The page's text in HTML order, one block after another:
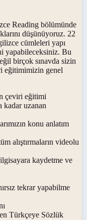
Reading bölümünde
düşünüyoruz. 22
cümleleri yapı
yapabileceksiniz. Bu
birçok sınavda sizin
eğitimimizin genel
çeviri eğitimi
kadar uzanan
konu anlatım
alıştırmaların videolu
kaydetme ve
tekrar yapabilme
Türkçeye Sözlük